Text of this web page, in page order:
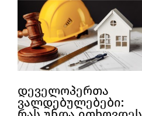
დეველოპერთა
ვალდებულებები: